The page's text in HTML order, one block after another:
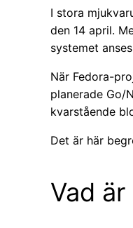
I stora
den 14 april.
systemet
När Fedora-
planerade Go/
kvarstående
Det är här
Vad